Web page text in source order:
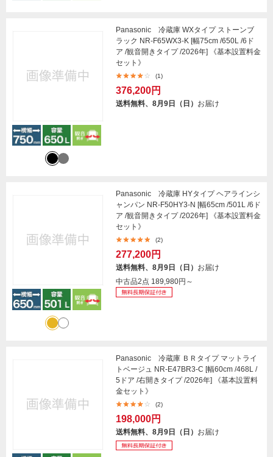
Panasonic 冷蔵庫 WXタイプ ストーンブ
ラック NR-F65WX3-K [幅75cm /650L /6ド
ア /観音開きタイプ /2026年] 《基本設置料金
セット》
(1)
376,200円
送料無料、8月9日（日） お届け
Panasonic 冷蔵庫 HYタイプ ヘアラインシ
ャンパン NR-F50HY3-N [幅65cm /501L /6ド
ア /観音開きタイプ /2026年] 《基本設置料金
セット》
(2)
277,200円
送料無料、8月9日（日） お届け
中古品2点 189,980円～
Panasonic 冷蔵庫 ＢＲタイプ マットライ
トベージュ NR-E47BR3-C [幅60cm /468L /
5ドア /右開きタイプ /2026年] 《基本設置料
金セット》
(2)
198,000円
送料無料、8月9日（日） お届け